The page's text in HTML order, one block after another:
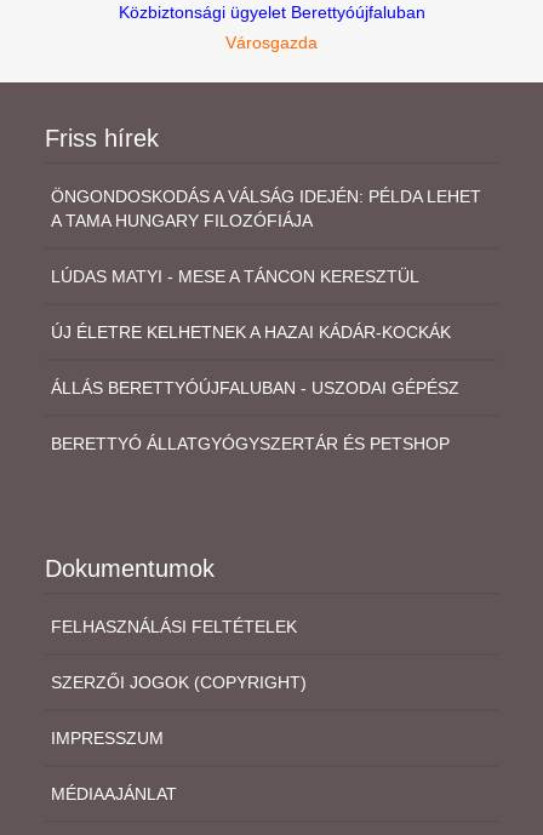
Közbiztonsági ügyelet Berettyóújfaluban
Városgazda
Friss hírek
ÖNGONDOSKODÁS A VÁLSÁG IDEJÉN: PÉLDA LEHET
A TAMA HUNGARY FILOZÓFIÁJA
LÚDAS MATYI - MESE A TÁNCON KERESZTÜL
ÚJ ÉLETRE KELHETNEK A HAZAI KÁDÁR-KOCKÁK
ÁLLÁS BERETTYÓÚJFALUBAN - USZODAI GÉPÉSZ
BERETTYÓ ÁLLATGYÓGYSZERTÁR ÉS PETSHOP
Dokumentumok
FELHASZNÁLÁSI FELTÉTELEK
SZERZŐI JOGOK (COPYRIGHT)
IMPRESSZUM
MÉDIAAJÁNLAT